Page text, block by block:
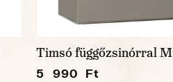
Timsó függőzsinórral
5 990 Ft